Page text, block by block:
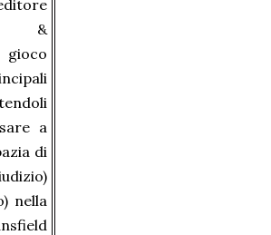
&
a
di
nella